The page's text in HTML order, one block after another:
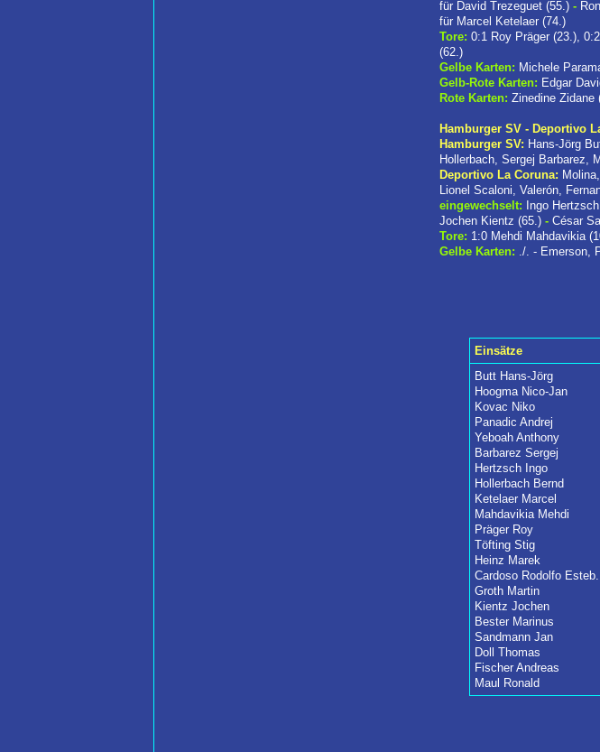
für David Trezeguet (55.) -
für Marcel Ketelaer (74.)
Tore: 0:1 Roy Präger (23.),
(62.)
Gelbe Karten: Michele
Gelb-Rote Karten: Edgar
Rote Karten: Zinedine Zidane
Hamburger SV - Deportivo
Hamburger SV: Hans-Jörg
Hollerbach, Sergej Barbarez,
Deportivo La Coruna:
Lionel Scaloni, Valerón,
eingewechselt: Ingo
Jochen Kientz (65.) - César
Tore: 1:0 Mehdi Mahdavikia
Gelbe Karten: ./. - Emerson,
Einsätze
Butt Hans-Jörg
Hoogma Nico-Jan
Kovac Niko
Panadic Andrej
Yeboah Anthony
Barbarez Sergej
Hertzsch Ingo
Hollerbach Bernd
Ketelaer Marcel
Mahdavikia Mehdi
Präger Roy
Töfting Stig
Heinz Marek
Cardoso Rodolfo Esteb.
Groth Martin
Kientz Jochen
Bester Marinus
Sandmann Jan
Doll Thomas
Fischer Andreas
Maul Ronald